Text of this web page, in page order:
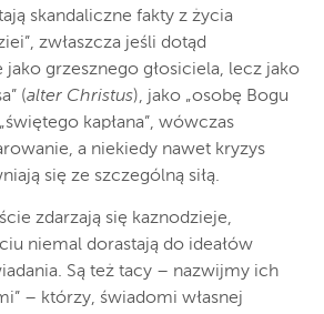
skandaliczne fakty z życia
zwłaszcza jeśli dotąd
jako grzesznego głosiciela, lecz jako
(alter Christus), jako „osobę Bogu
kapłana”, wówczas
a niekiedy nawet kryzys
się ze szczególną siłą.
zdarzają się kaznodzieje,
niemal dorastają do ideałów
Są też tacy – nazwijmy ich
– którzy, świadomi własnej